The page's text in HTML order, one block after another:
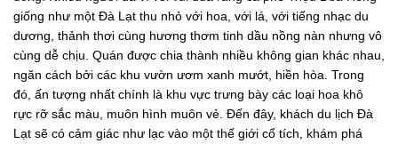
giống như một Đà Lạt thu nhỏ với hoa, với lá, với tiếng nhạc du
dương, thảnh thơi cùng hương thơm tinh dầu nồng nàn nhưng vô
cùng dễ chịu. Quán được chia thành nhiều không gian khác nhau,
ngăn cách bởi các khu vườn ươm xanh mướt, hiền hòa. Trong
đó, ấn tượng nhất chính là khu vực trưng bày các loại hoa khô
rực rỡ sắc màu, muôn hình muôn vẻ. Đến đây, khách du lịch Đà
Lạt sẽ có cảm giác như lạc vào một thế giới cổ tích, khám phá